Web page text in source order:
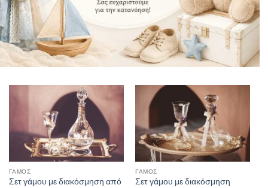
ΓΑΜΟΣ
Σετ γάμου δίσκος-καράφα-
ποτήρι με διακόσμηση
λουλούδια HM19
€ 165,00
ΓΑΜΟΣ
Σετ γάμου δίσκος-καράφα-
ποτήρι με boho λουλούδια
διακόσμηση HM20
€135,00
ΓΑΜΟΣ
Σετ γάμου με διακόσμηση από
ΓΑΜΟΣ
Σετ γάμου με διακόσμηση